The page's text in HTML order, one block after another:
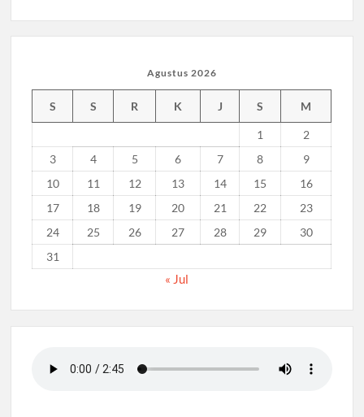
Agustus 2026
S S R K J S M
1
2
3
4 5 6 7 8
9
10
11 12 13 14 15
16
17
18 19 20 21 22
23
24
25 26 27 28 29
30
31
« Jul